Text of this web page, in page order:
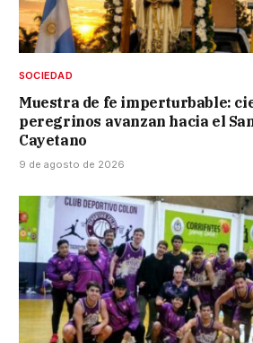
SOCIEDAD
Muestra de fe imperturbable:
peregrinos avanzan hacia el
Cayetano
9 de agosto de 2026